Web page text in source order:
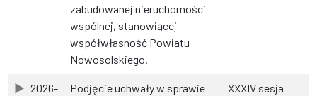
zabudowanej nieruchomości
wspólnej, stanowiącej
współwłasność Powiatu
Nowosolskiego.
2026-
Podjęcie uchwały w sprawie
XXXIV sesja